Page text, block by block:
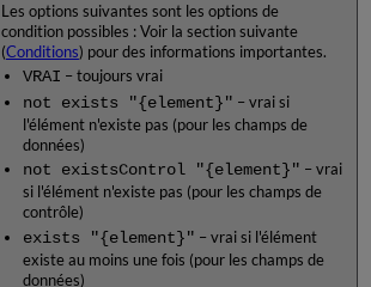
Les options suivantes sont les options de
condition possibles : Voir la section suivante
(Conditions) pour des informations importantes.
VRAI – toujours vrai
not exists "{element}" – vrai si
l'élément n'existe pas (pour les champs de
données)
not existsControl "{element}" – vrai
si l'élément n'existe pas (pour les champs de
contrôle)
exists "{element}" – vrai si l'élément
existe au moins une fois (pour les champs de
données)